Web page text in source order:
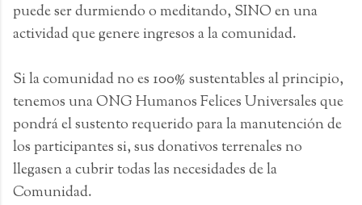
puede ser durmiendo o meditando, SINO en una
actividad que genere ingresos a la comunidad.
Si la comunidad no es 100% sustentables al principio,
tenemos una ONG Humanos Felices Universales que
pondrá el sustento requerido para la manutención de
los participantes si, sus donativos terrenales no
llegasen a cubrir todas las necesidades de la
Comunidad.